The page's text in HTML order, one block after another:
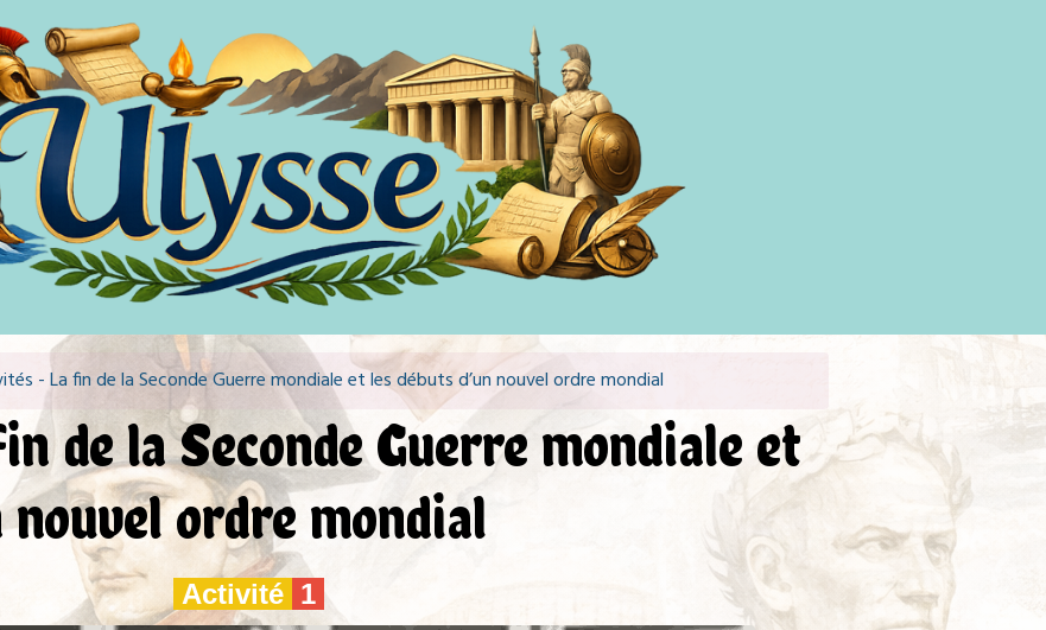
- La fin de la Seconde Guerre mondiale et les débuts d’un nouvel ordre mondial
de la Seconde Guerre mondiale et
nouvel ordre mondial
Activité 1